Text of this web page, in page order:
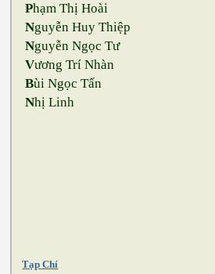
Phạm Thị Hoài
Nguyễn Huy Thiệp
Nguyễn Ngọc Tư
Vương Trí Nhàn
Bùi Ngọc Tấn
Nhị Linh
Tạp Chí